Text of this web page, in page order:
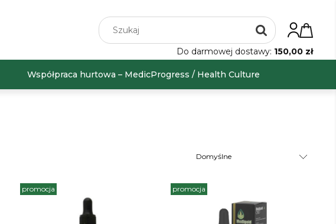
Do darmowej dostawy: 150,00 zł
Współpraca hurtowa – MedicProgress / Health Culture
promocja promocja